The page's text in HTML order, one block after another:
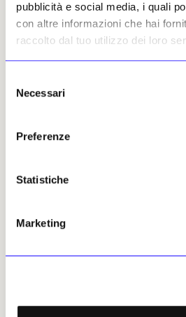
pubblicità e social media, i quali
con altre informazioni che hai
raccolto dal tuo utilizzo dei loro
delNecessari
Preferenze
Statistiche
Marketing
I percorsi e le varie tratte,
sono stati individuati sulla base di
centenario della morte di San
Gaspare Melchiorri
30 luglio 2026